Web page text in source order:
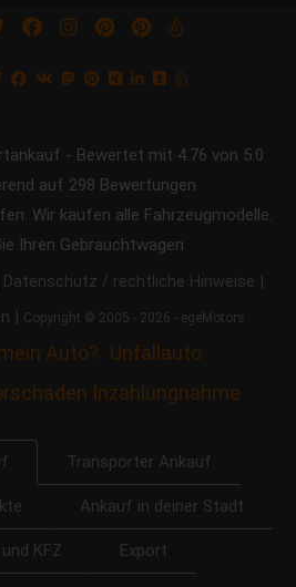
- Bewertet mit 4.76 von 5.0
auf 298 Bewertungen
Wir kaufen alle Fahrzeugmodelle.
Ihren Gebrauchtwagen
Datenschutz / rechtliche Hinweise |
| Copyright © 2005 - 2026 - egeMotors
Auto? Unfallauto
Inzahlungnahme
Transporter Ankauf
Ankauf in deiner Stadt
KFZ Export